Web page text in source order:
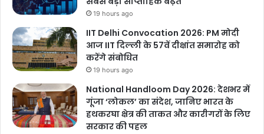
19 hours ago
IIT Delhi Convocation 2026: PM मोदी
आज IIT दिल्ली के 57वें दीक्षांत समारोह को
करेंगे संबोधित
19 hours ago
National Handloom Day 2026: देशभर में
गूंजा ‘लोकल’ का संदेश, जानिए भारत के
हथकरघा क्षेत्र की ताकत और कारीगरों के लिए
सरकार की पहल